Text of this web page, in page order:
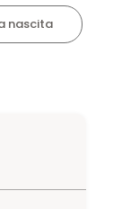
nascita